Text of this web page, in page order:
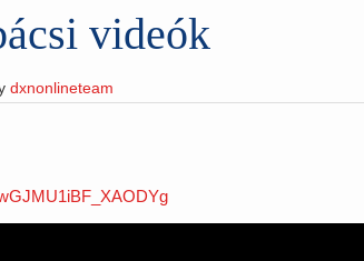
videók
dxnonlineteam